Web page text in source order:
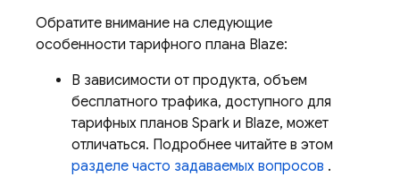
Обратите внимание на следующие
особенности тарифного плана Blaze:
В зависимости от продукта, объем
бесплатного трафика, доступного для
тарифных планов Spark и Blaze, может
отличаться. Подробнее читайте в этом
разделе часто задаваемых вопросов .